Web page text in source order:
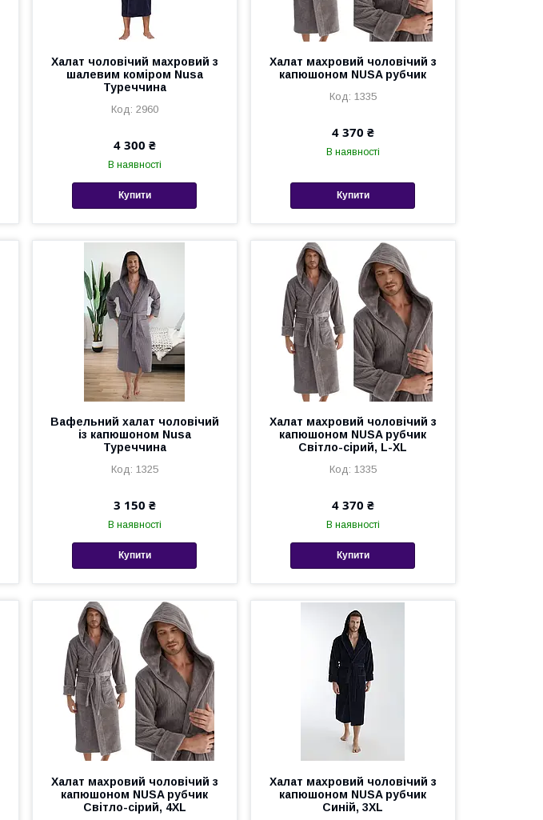
Халат чоловічий махровий з
шалевим коміром Nusa
Туреччина
2960
4 300 ₴
В наявності
Купити
Халат махровий чоловічий з
капюшоном NUSA рубчик
1335
4 370 ₴
В наявності
Купити
Вафельний халат чоловічий
із капюшоном Nusa
Туреччина
1325
3 150 ₴
В наявності
Купити
Халат махровий чоловічий з
капюшоном NUSA рубчик
Світло-сірий, L-XL
1335
4 370 ₴
В наявності
Купити
Халат махровий чоловічий з
капюшоном NUSA рубчик
Світло-сірий, 4XL
Халат махровий чоловічий з
капюшоном NUSA рубчик
Синій, 3XL